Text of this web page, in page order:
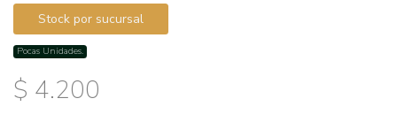
Stock por sucursal
Pocas Unidades.
$ 4.200